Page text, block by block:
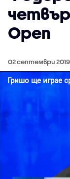
Open
02 септември 2019